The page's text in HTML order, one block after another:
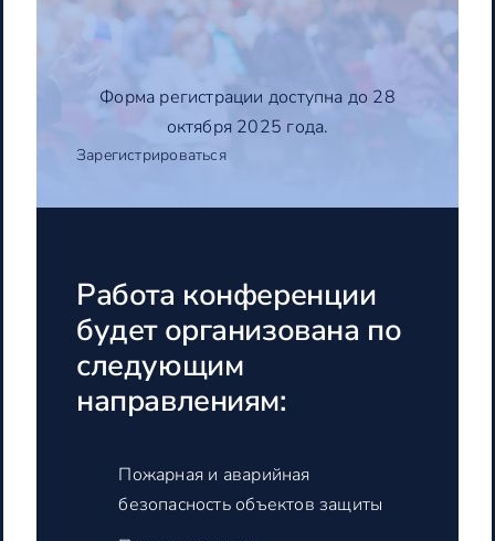
Форма регистрации доступна до 28
октября 2025 года.
Зарегистрироваться
Работа конференции
будет организована по
следующим
направлениям:
Пожарная и аварийная
безопасность объектов защиты